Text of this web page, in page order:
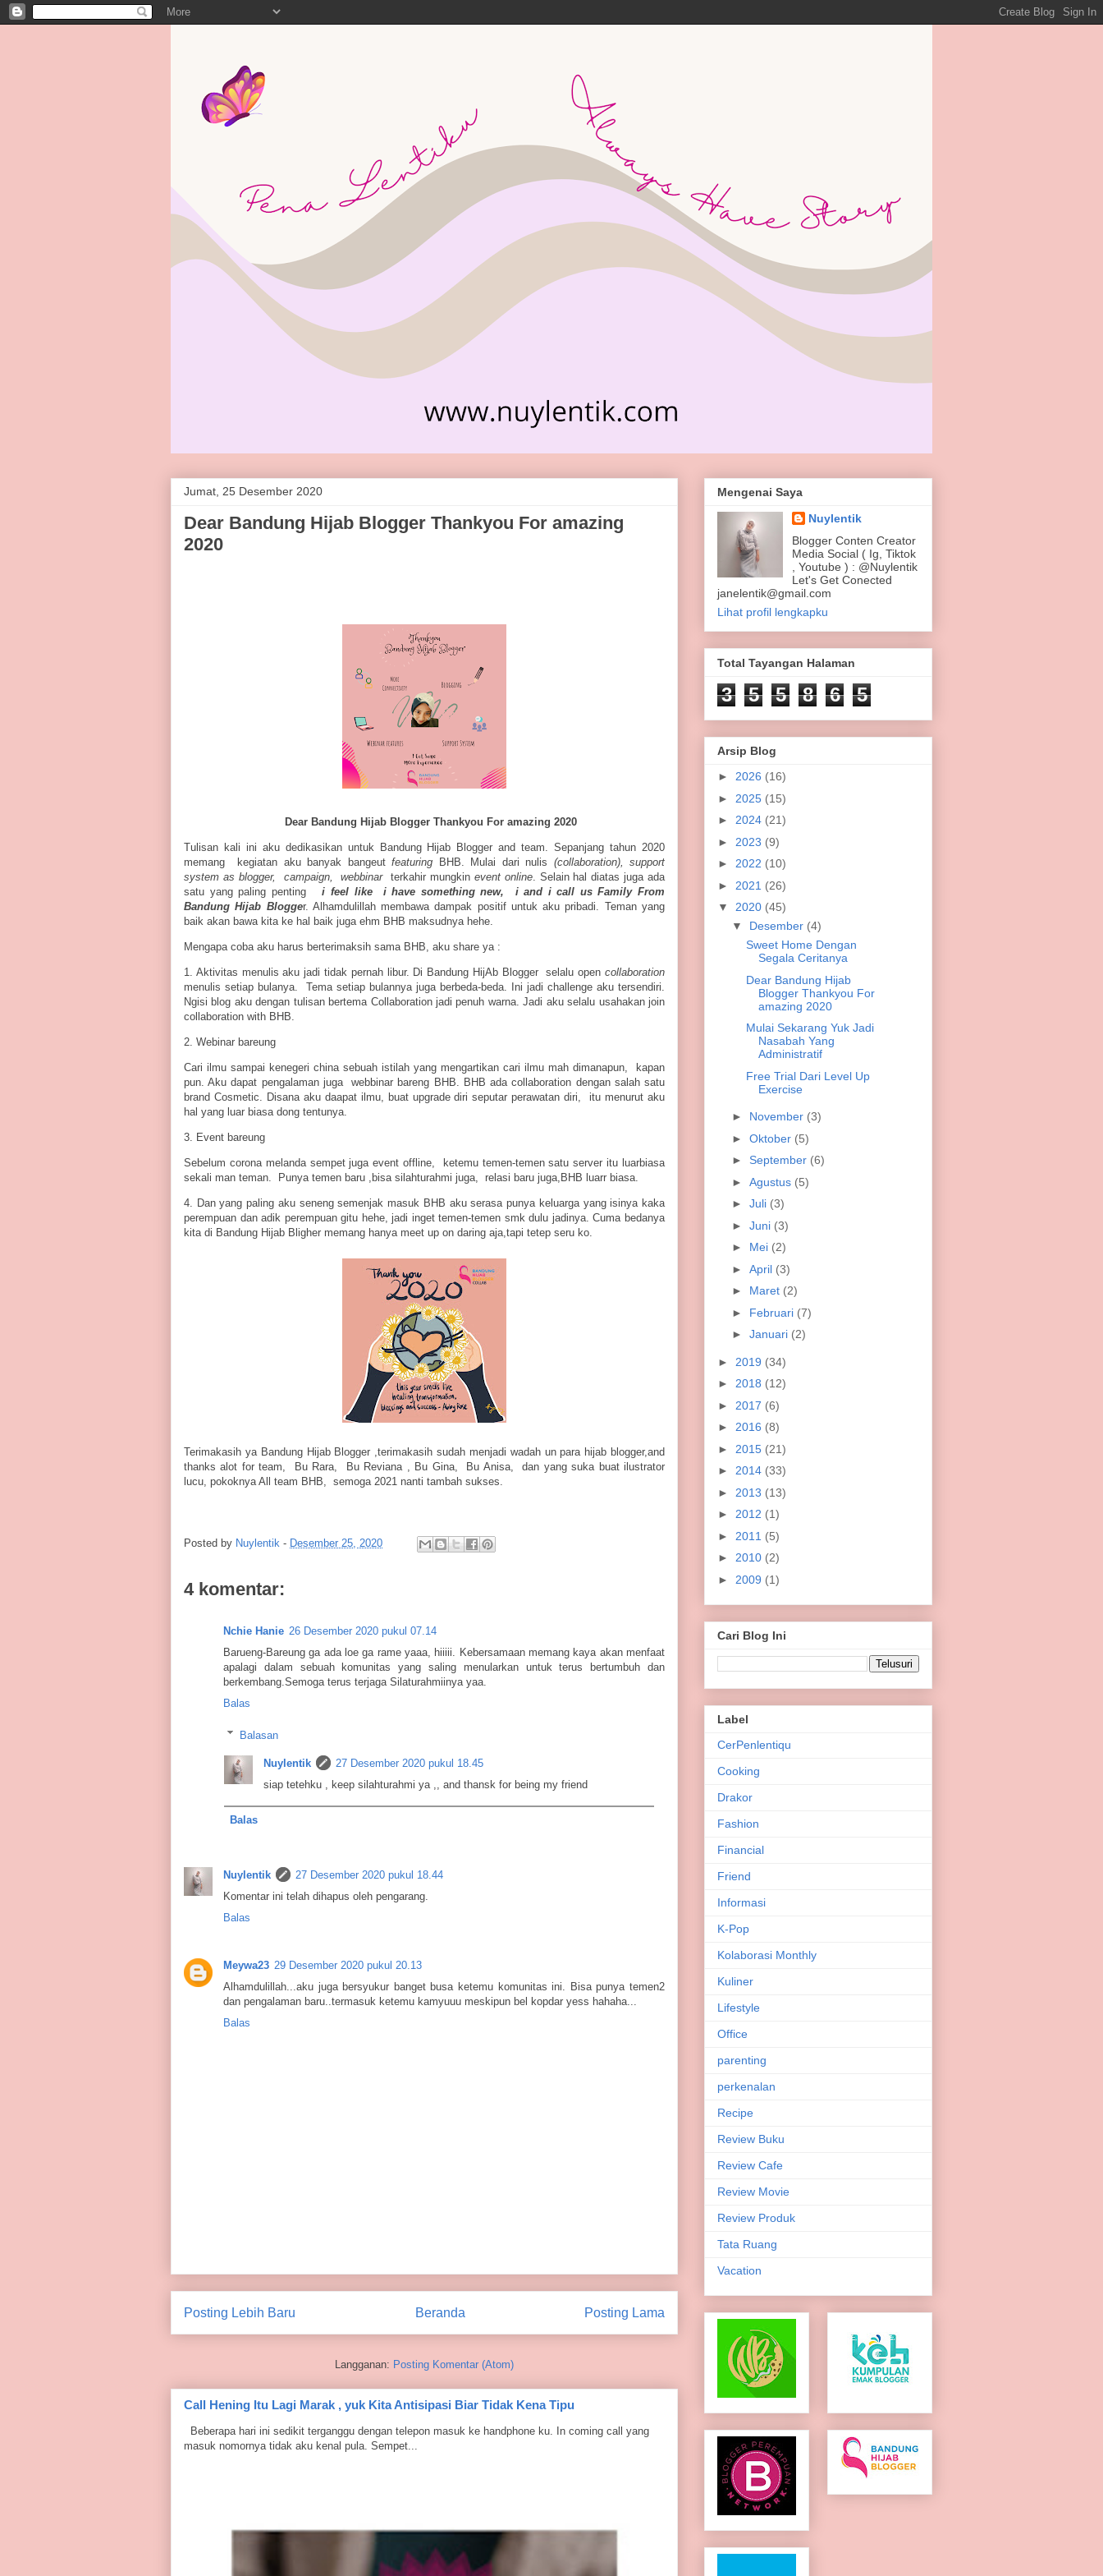
Jumat, 25 Desember 2020
Dear Bandung Hijab Blogger Thankyou For amazing
2020
Dear Bandung Hijab Blogger Thankyou For amazing 2020
Tulisan kali ini aku dedikasikan untuk Bandung Hijab Blogger and team. Sepanjang tahun 2020
memang kegiatan aku banyak bangeut featuring BHB. Mulai dari nulis (collaboration), support
system as blogger, campaign, webbinar terkahir mungkin event online. Selain hal diatas juga ada
satu yang paling pentingi feel like i have something new, i and i call us Family From
Bandung Hijab Blogger. Alhamdulillah membawa dampak positif untuk aku pribadi. Teman yang
baik akan bawa kita ke hal baik juga ehm BHB maksudnya hehe.
Mengapa coba aku harus berterimaksih sama BHB, aku share ya :
1. Aktivitas menulis aku jadi tidak pernah libur. Di Bandung HijAb Blogger selalu open collaboration
menulis setiap bulanya. Tema setiap bulannya juga berbeda-beda. Ini jadi challenge aku tersendiri.
Ngisi blog aku dengan tulisan bertema Collaboration jadi penuh warna. Jadi aku selalu usahakan join
collaboration with BHB.
2. Webinar bareung
Cari ilmu sampai kenegeri china sebuah istilah yang mengartikan cari ilmu mah dimanapun, kapan
pun. Aku dapat pengalaman juga webbinar bareng BHB. BHB ada collaboration dengan salah satu
brand Cosmetic. Disana aku daapat ilmu, buat upgrade diri seputar perawatan diri, itu menurut aku
hal yang luar biasa dong tentunya.
3. Event bareung
Sebelum corona melanda sempet juga event offline, ketemu temen-temen satu server itu luarbiasa
sekali man teman. Punya temen baru ,bisa silahturahmi juga, relasi baru juga,BHB luarr biasa.
4. Dan yang paling aku seneng semenjak masuk BHB aku serasa punya keluarga yang isinya kaka
perempuan dan adik perempuan gitu hehe, jadi inget temen-temen smk dulu jadinya. Cuma bedanya
kita di Bandung Hijab Bligher memang hanya meet up on daring aja,tapi tetep seru ko.
Terimakasih ya Bandung Hijab Blogger ,terimakasih sudah menjadi wadah un para hijab blogger,and
thanks alot for team, Bu Rara, Bu Reviana , Bu Gina, Bu Anisa, dan yang suka buat ilustrator
lucu, pokoknya All team BHB, semoga 2021 nanti tambah sukses.
Posted by Nuylentik - Desember 25, 2020
4 komentar:
Nchie Hanie 26 Desember 2020 pukul 07.14
Barueng-Bareung ga ada loe ga rame yaaa, hiiiii. Kebersamaan memang kaya akan menfaat
apalagi dalam sebuah komunitas yang saling menularkan untuk terus bertumbuh dan
berkembang.Semoga terus terjaga Silaturahmiinya yaa.
Balas
Balasan
Nuylentik
27 Desember 2020 pukul 18.45
siap tetehku , keep silahturahmi ya ,, and thansk for being my friend
Balas
Nuylentik
27 Desember 2020 pukul 18.44
Komentar ini telah dihapus oleh pengarang.
Balas
Meywa23 29 Desember 2020 pukul 20.13
Alhamdulillah...aku juga bersyukur banget busa ketemu komunitas ini. Bisa punya temen2
dan pengalaman baru..termasuk ketemu kamyuuu meskipun bel kopdar yess hahaha...
Balas
Posting Lebih Baru Posting Lama
Beranda
Langganan: Posting Komentar (Atom)
Call Hening Itu Lagi Marak , yuk Kita Antisipasi Biar Tidak Kena Tipu
Beberapa hari ini sedikit terganggu dengan telepon masuk ke handphone ku. In coming call yang
masuk nomornya tidak aku kenal pula. Sempet...
Mengenai Saya
Nuylentik
Blogger Conten Creator
Media Social ( Ig, Tiktok
, Youtube ) : @Nuylentik
Let's Get Conected
janelentik@gmail.com
Lihat profil lengkapku
Total Tayangan Halaman
3 5 5 8 6 5
Arsip Blog
► 2026 (16)
► 2025 (15)
► 2024 (21)
► 2023 (9)
► 2022 (10)
► 2021 (26)
▼ 2020 (45)
▼ Desember (4)
Sweet Home Dengan
Segala Ceritanya
Dear Bandung Hijab
Blogger Thankyou For
amazing 2020
Mulai Sekarang Yuk Jadi
Nasabah Yang
Administratif
Free Trial Dari Level Up
Exercise
► November (3)
► Oktober (5)
► September (6)
► Agustus (5)
► Juli (3)
► Juni (3)
► Mei (2)
► April (3)
► Maret (2)
► Februari (7)
► Januari (2)
► 2019 (34)
► 2018 (12)
► 2017 (6)
► 2016 (8)
► 2015 (21)
► 2014 (33)
► 2013 (13)
► 2012 (1)
► 2011 (5)
► 2010 (2)
► 2009 (1)
Cari Blog Ini
Label
CerPenlentiqu
Cooking
Drakor
Fashion
Financial
Friend
Informasi
K-Pop
Kolaborasi Monthly
Kuliner
Lifestyle
Office
parenting
perkenalan
Recipe
Review Buku
Review Cafe
Review Movie
Review Produk
Tata Ruang
Vacation